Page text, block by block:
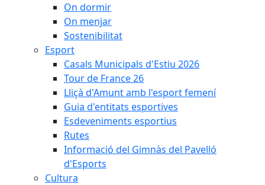
On dormir
On menjar
Sostenibilitat
Esport
Casals Municipals d'Estiu 2026
Tour de France 26
Lliçà d'Amunt amb l'esport femení
Guia d'entitats esportives
Esdeveniments esportius
Rutes
Informació del Gimnàs del Pavelló
d'Esports
Cultura